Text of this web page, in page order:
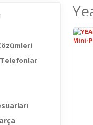
Telefonlar